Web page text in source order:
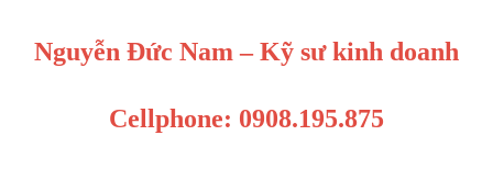
Nguyễn Đức Nam – Kỹ sư kinh doanh
Cellphone: 0908.195.875